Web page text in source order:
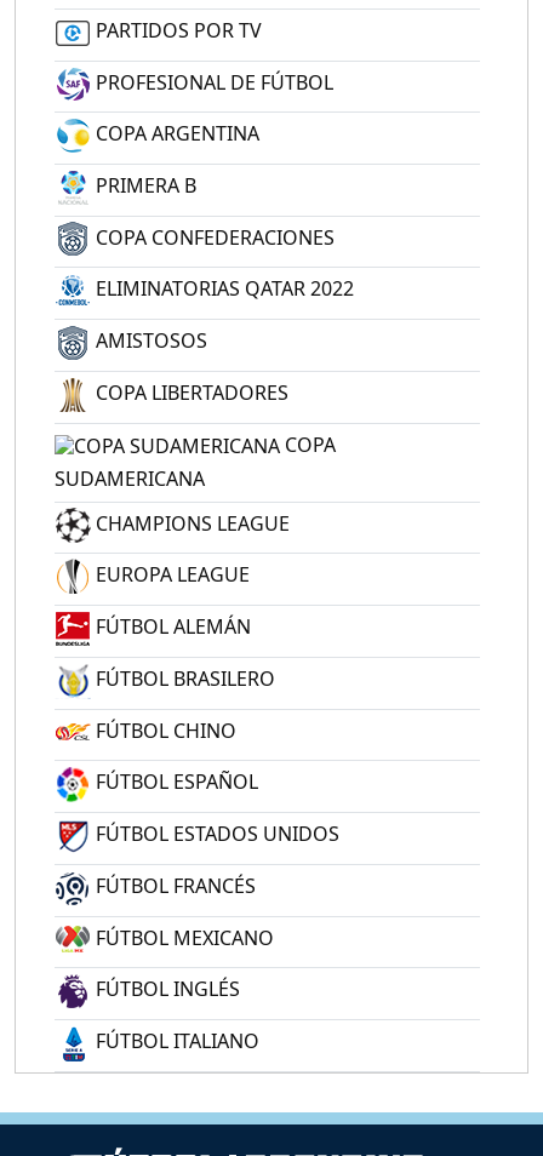
PARTIDOS POR TV
PROFESIONAL DE FÚTBOL
COPA ARGENTINA
PRIMERA B
COPA CONFEDERACIONES
ELIMINATORIAS QATAR 2022
AMISTOSOS
COPA LIBERTADORES
COPA
SUDAMERICANA
CHAMPIONS LEAGUE
EUROPA LEAGUE
FÚTBOL ALEMÁN
FÚTBOL BRASILERO
FÚTBOL CHINO
FÚTBOL ESPAÑOL
FÚTBOL ESTADOS UNIDOS
FÚTBOL FRANCÉS
FÚTBOL MEXICANO
FÚTBOL INGLÉS
FÚTBOL ITALIANO